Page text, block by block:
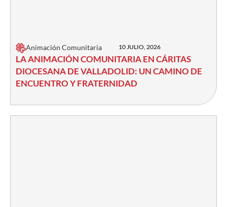
Animación Comunitaria 10 JULIO, 2026
LA ANIMACIÓN COMUNITARIA EN CÁRITAS
DIOCESANA DE VALLADOLID: UN CAMINO DE
ENCUENTRO Y FRATERNIDAD